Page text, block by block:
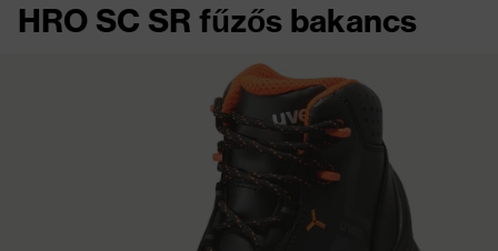
HRO SC SR fűzős bakancs